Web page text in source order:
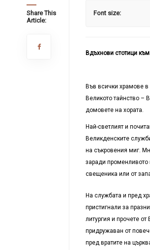
Share This
Article:
Font size:
Вдъхнови стотици
Във всички храмове в
Великото тайнство –
домовете на хората.
Най-светлият и
Великденските
на съкровения миг.
заради променливото
свещеника или от
На службата и пред
пристигнали за
литургия и прочете
придружаван от
пред вратите на